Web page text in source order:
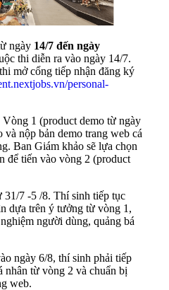
ngày 14/7 đến ngày
thi diễn ra vào ngày 14/7.
mở cổng tiếp nhận đăng ký
personal-
1 (product demo từ ngày
nộp bản demo trang web cá
Ban Giám khảo sẽ lựa chọn
để tiến vào vòng 2 (product
7 -5 /8. Thí sinh tiếp tục
dựa trên ý tưởng từ vòng 1,
người dùng, quảng bá
ngày 6/8, thí sinh phải tiếp
nhân từ vòng 2 và chuẩn bị
web.